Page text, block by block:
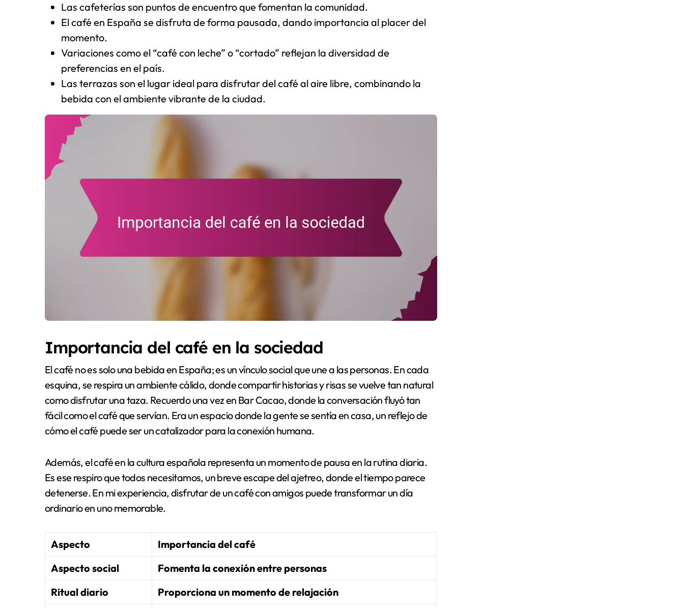
Las cafeterías son puntos de encuentro que fomentan la comunidad.
El café en España se disfruta de forma pausada, dando importancia al placer del
momento.
Variaciones como el “café con leche” o “cortado” reflejan la diversidad de
preferencias en el país.
Las terrazas son el lugar ideal para disfrutar del café al aire libre, combinando la
bebida con el ambiente vibrante de la ciudad.
Importancia del café en la sociedad
El café no es solo una bebida en España; es un vínculo social que une a las personas. En cada
esquina, se respira un ambiente cálido, donde compartir historias y risas se vuelve tan natural
como disfrutar una taza. Recuerdo una vez en Bar Cacao, donde la conversación fluyó tan
fácil como el café que servían. Era un espacio donde la gente se sentía en casa, un reflejo de
cómo el café puede ser un catalizador para la conexión humana.
Además, el café en la cultura española representa un momento de pausa en la rutina diaria.
Es ese respiro que todos necesitamos, un breve escape del ajetreo, donde el tiempo parece
detenerse. En mi experiencia, disfrutar de un café con amigos puede transformar un día
ordinario en uno memorable.
Aspecto
Importancia del café
Aspecto social
Fomenta la conexión entre personas
Ritual diario
Proporciona un momento de relajación